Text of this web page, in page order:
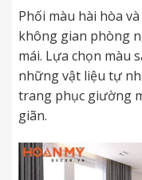
Phối màu hài hòa
không gian phòng
mái. Lựa chọn màu
những vật liệu tự
trang phục giường
giãn.